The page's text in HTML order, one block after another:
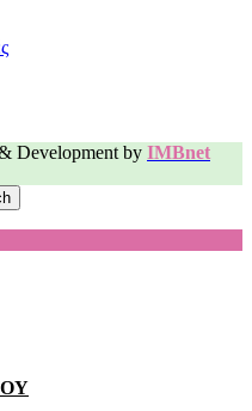
Development by IMBnet